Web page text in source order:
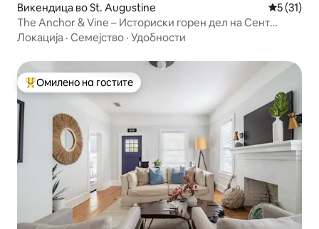
Викендица во St. Augustine
5 (31)
The Anchor & Vine – Историски горен дел на Сент
Огастин
Локација · Семејство · Удобности
Меѓу најуспешните „Омилени на гостите“
Омилено на гостите